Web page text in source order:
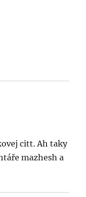
citt. Ah taky
mazhesh a